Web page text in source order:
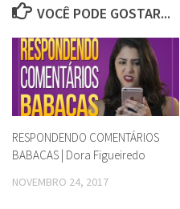
VOCÊ PODE GOSTAR...
RESPONDENDO COMENTÁRIOS
BABACAS | Dora Figueiredo
NOVEMBRO 24, 2017